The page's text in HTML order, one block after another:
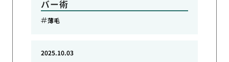
バー術
薄毛
2025.10.03